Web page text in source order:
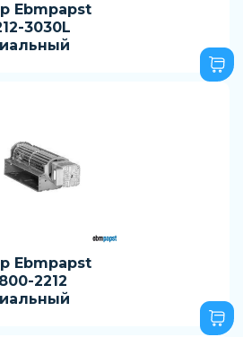
Ebmpapst
3030L
Ebmpapst
2212